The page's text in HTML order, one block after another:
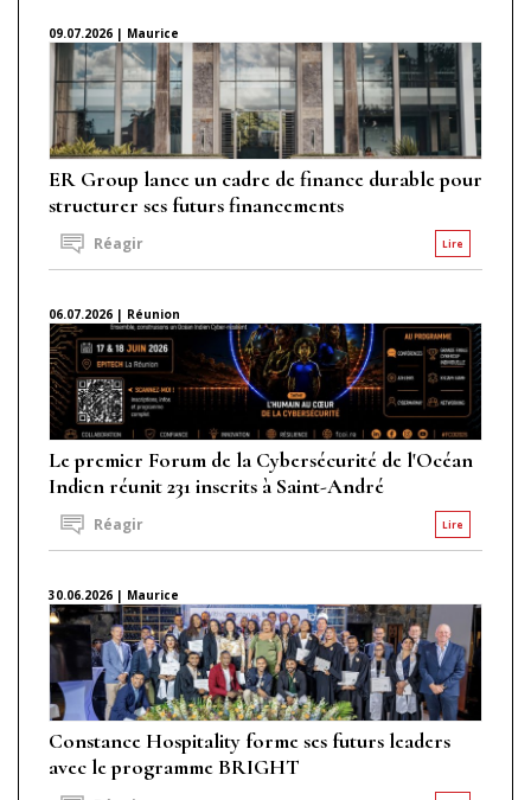
09.07.2026 | Maurice
ER Group lance un cadre de finance durable pour
structurer ses futurs financements
Lire
Réagir
06.07.2026 | Réunion
Le premier Forum de la Cybersécurité de l'Océan
Indien réunit 231 inscrits à Saint-André
Lire
Réagir
30.06.2026 | Maurice
Constance Hospitality forme ses futurs leaders
avec le programme BRIGHT